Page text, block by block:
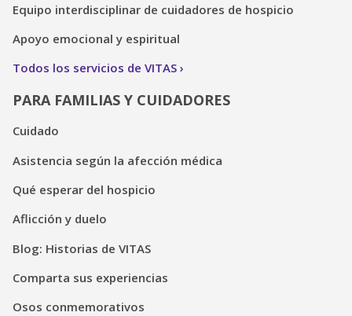
Equipo interdisciplinar de cuidadores de hospicio
Apoyo emocional y espiritual
Todos los servicios de VITAS
PARA FAMILIAS Y CUIDADORES
Cuidado
Asistencia según la afección médica
Qué esperar del hospicio
Aflicción y duelo
Blog: Historias de VITAS
Comparta sus experiencias
Osos conmemorativos